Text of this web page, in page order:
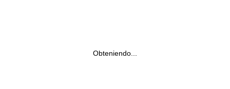
Obteniendo...